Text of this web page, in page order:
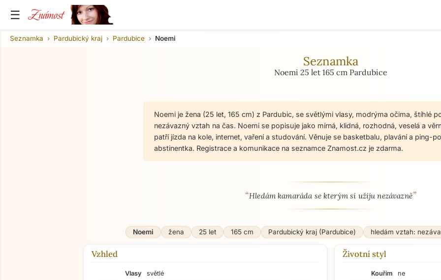
☰ Známost
Seznamka Pardubický kraj Pardubice Noemi
Seznamka
Noemi 25 let 165 cm Pardubice
Noemi je žena (25 let, 165 cm) z Pardubic, se světlými vlasy, modrýma očima, štíhlé
nezávazný vztah na čas. Noemi se popisuje jako mírná, klidná, rozhodná, veselá a
patří jízda na kole, internet, vaření a studování. Věnuje se basketbalu, plavání a ping-
abstinentka. Registrace a komunikace na seznamce Znamost.cz je zdarma.
O mně - seznamka profil
“Hledám kamaráda se kterým si užiju nezávazně”
Noemi žena 25 let 165 cm Pardubický kraj (Pardubice) hledám vztah:
Vzhled
Vlasy
světlé
Životní styl
Kouřím
ne